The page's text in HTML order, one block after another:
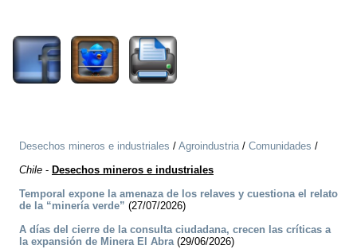
Desechos mineros e industriales / Agroindustria/ Comunidades /
Chile - Desechos mineros e industriales
Temporal expone la amenaza de los relaves y cuestiona el relato
de la “minería verde” (27/07/2026)
A días del cierre de la consulta ciudadana, crecen las críticas a
la expansión de Minera El Abra(29/06/2026)